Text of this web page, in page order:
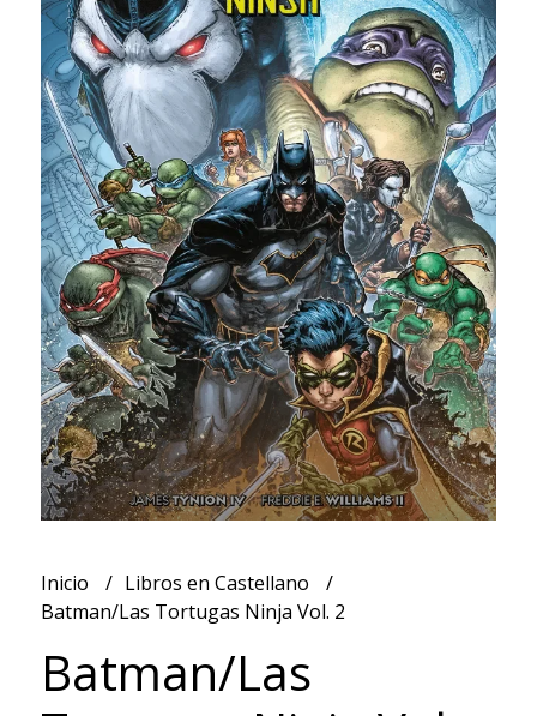
Inicio
Libros en Castellano
Batman/Las Tortugas Ninja Vol. 2
Batman/Las